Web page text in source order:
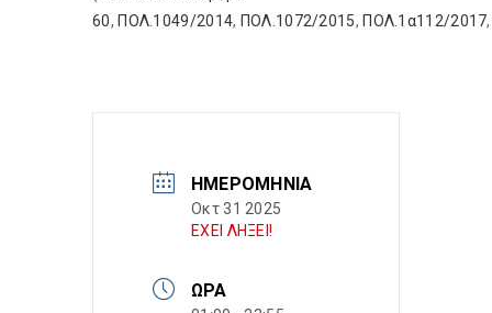
60, ΠΟΛ.1049/2014, ΠΟΛ.1072/2015, ΠΟΛ.1α112/2017
ΗΜΕΡΟΜΗΝΊΑ
Οκτ 31 2025
ΕΧΕΙ ΛΗΞΕΙ!
ΏΡΑ